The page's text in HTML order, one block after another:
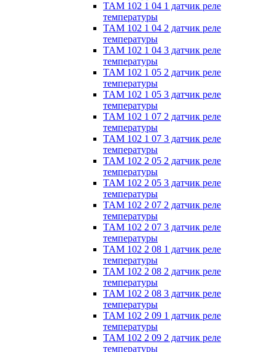
ТАМ 102 1 04 1 датчик реле
температуры
ТАМ 102 1 04 2 датчик реле
температуры
ТАМ 102 1 04 3 датчик реле
температуры
ТАМ 102 1 05 2 датчик реле
температуры
ТАМ 102 1 05 3 датчик реле
температуры
ТАМ 102 1 07 2 датчик реле
температуры
ТАМ 102 1 07 3 датчик реле
температуры
ТАМ 102 2 05 2 датчик реле
температуры
ТАМ 102 2 05 3 датчик реле
температуры
ТАМ 102 2 07 2 датчик реле
температуры
ТАМ 102 2 07 3 датчик реле
температуры
ТАМ 102 2 08 1 датчик реле
температуры
ТАМ 102 2 08 2 датчик реле
температуры
ТАМ 102 2 08 3 датчик реле
температуры
ТАМ 102 2 09 1 датчик реле
температуры
ТАМ 102 2 09 2 датчик реле
температуры